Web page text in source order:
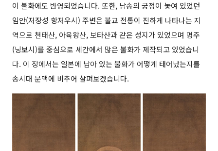
이 불화에도 반영되었습니다. 또한, 남송의 궁정이 놓여 있었던
임안(저장성 항저우시) 주변은 불교 전통이 진하게 나타나는 지
역으로 천태산, 아육왕산, 보타산과 같은 성지가 있었으며 명주
(닝보시)를 중심으로 세간에서 많은 불화가 제작되고 있었습니
다. 이 장에서는 일본에 남아 있는 불화가 어떻게 태어났는지를
송시대 문맥에 비추어 살펴보겠습니다.